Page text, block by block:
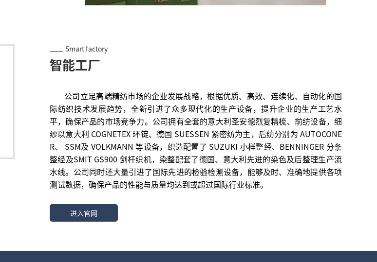
Smart factory
智能工厂
公司立足高端精纺市场的企业发展战略，根据优质、高效、连续化、自动化的国
际纺织技术发展趋势，全新引进了众多现代化的生产设备，提升企业的生产工艺水
平，确保产品的市场竞争力。公司拥有全套的意大利圣安德烈复精梳、前纺设备，细
纱以意大利 COGNETEX 环锭、德国 SUESSEN 紧密纺为主，后纺分别为 AUTOCONE
R、 SSM及 VOLKMANN 等设备，织造配置了 SUZUKI 小样整经、BENNINGER 分条
整经及SMIT GS900 剑杆织机，染整配套了德国、意大利先进的染色及后整理生产流
水线。公司同时还大量引进了国际先进的检验检测设备，能够及时、准确地提供各项
测试数据， 确保产品的性能与质量均达到或超过国际行业标准。
进入官网